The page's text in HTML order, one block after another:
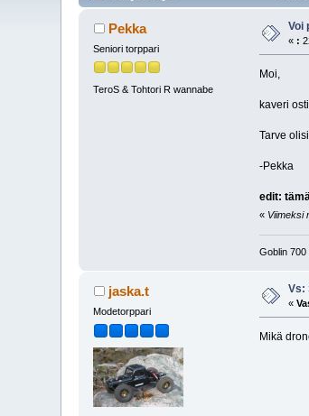
Pekka
Seniori torppari
TeroS & Tohtori R wannabe
Voi
« :
Moi,
kaveri
Tarve
-Pekka
edit:
« Viimeksi
Goblin
jaska.t
Modetorppari
Vs:
«
Mikä